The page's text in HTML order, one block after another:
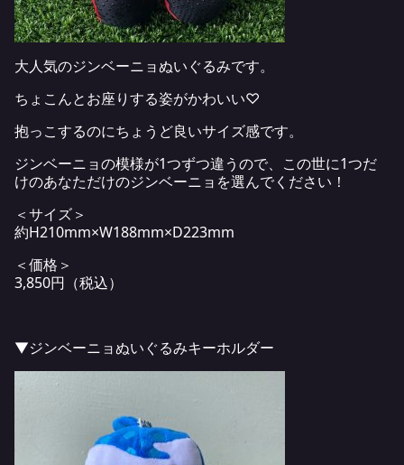
大人気のジンベーニョぬいぐるみです。
ちょこんとお座りする姿がかわいい♡
抱っこするのにちょうど良いサイズ感です。
ジンベーニョの模様が1つずつ違うので、この世に1つだ
けのあなただけのジンベーニョを選んでください！
＜サイズ＞
約H210mm×W188mm×D223mm
＜価格＞
3,850円（税込）
▼ジンベーニョぬいぐるみキーホルダー